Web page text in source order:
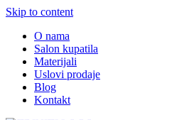
Skip to content
O nama
Salon kupatila
Materijali
Uslovi prodaje
Blog
Kontakt